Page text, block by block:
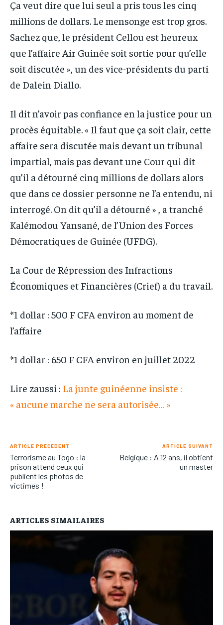
Ça veut dire que lui seul a pris tous les cinq
millions de dollars. Le mensonge est trop gros.
Sachez que, le président Cellou est heureux
que l’affaire Air Guinée soit sortie pour qu’elle
soit discutée », un des vice-présidents du parti
de Dalein Diallo.
Il dit n’avoir pas confiance en la justice pour un
procès équitable. « Il faut que ça soit clair, cette
affaire sera discutée mais devant un tribunal
impartial, mais pas devant une Cour qui dit
qu’il a détourné cinq millions de dollars alors
que dans ce dossier personne ne l’a entendu, ni
interrogé. On dit qu’il a détourné » , a tranché
Kalémodou Yansané, de l’Union des Forces
Démocratiques de Guinée (UFDG).
La Cour de Répression des Infractions
Économiques et Financières (Crief) a du travail.
*1 dollar : 500 F CFA environ au moment de
l’affaire
*1 dollar : 650 F CFA environ en juillet 2022
Lire zaussi : La junte guinéenne insiste :
« aucune marche ne sera autorisée… »
ARTICLE PRÉCÉDENT
Terrorisme au Togo : la
prison attend ceux qui
publient les photos de
victimes !
ARTICLE SUIVANT
Belgique : A 12 ans, il obtient
un master
ARTICLES SIMAILAIRES